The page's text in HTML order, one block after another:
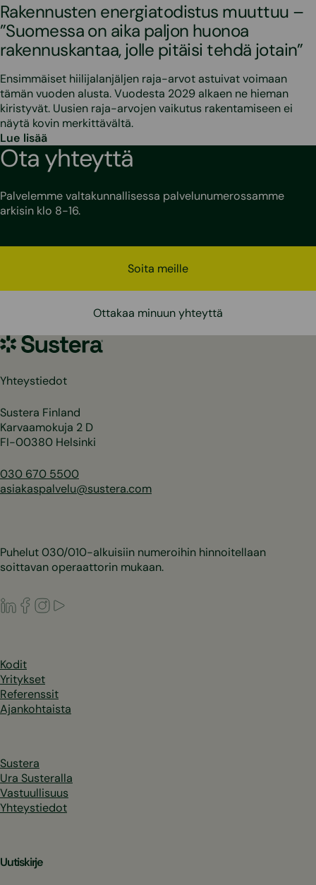
Rakennusten energiatodistus muuttuu –
”Suomessa on aika paljon huonoa
rakennuskantaa, jolle pitäisi tehdä jotain”
Ensimmäiset hiilijalanjäljen raja-arvot astuivat voimaan
tämän vuoden alusta. Vuodesta 2029 alkaen ne hieman
kiristyvät. Uusien raja-arvojen vaikutus rakentamiseen ei
näytä kovin merkittävältä.
Lue lisää
Ota yhteyttä
Palvelemme valtakunnallisessa palvelunumerossamme
arkisin klo 8-16.
Soita meille
Ottakaa minuun yhteyttä
Sustera
Yhteystiedot
Sustera Finland
Karvaamokuja 2 D
FI-00380 Helsinki
030 670 5500
asiakaspalvelu@sustera.com
Puhelut 030/010-alkuisiin numeroihin hinnoitellaan
soittavan operaattorin mukaan.
LinkedIn
Facebook
Instagram
Kodit
Yritykset
Referenssit
Ajankohtaista
Sustera
Ura Susteralla
Vastuullisuus
Yhteystiedot
Uutiskirje